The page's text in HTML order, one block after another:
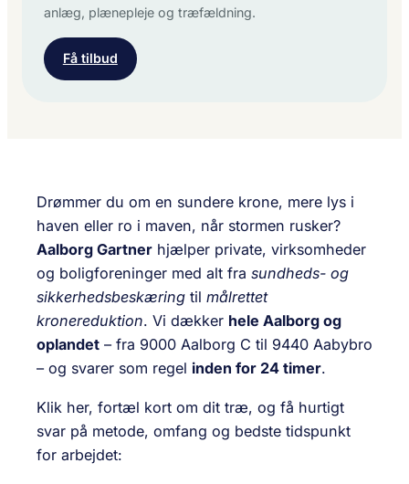
anlæg, plænepleje og træfældning.
Få tilbud
Drømmer du om en sundere krone, mere lys i
haven eller ro i maven, når stormen rusker?
Aalborg Gartner hjælper private, virksomheder
og boligforeninger med alt fra sundheds- og
sikkerhedsbeskæring til målrettet
kronereduktion. Vi dækker hele Aalborg og
oplandet – fra 9000 Aalborg C til 9440 Aabybro
– og svarer som regel inden for 24 timer.
Klik her, fortæl kort om dit træ, og få hurtigt
svar på metode, omfang og bedste tidspunkt
for arbejdet: